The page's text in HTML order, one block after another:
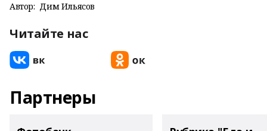
Автор: Дим Ильясов
Читайте нас
Партнеры